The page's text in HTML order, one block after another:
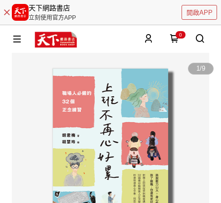
天下網路書店
立刻使用官方APP
開啟APP
0
1/9